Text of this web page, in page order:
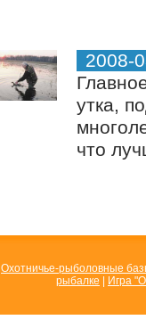
2008-
утка,
что
Охотничье-рыболовные
рыбалке
Игра